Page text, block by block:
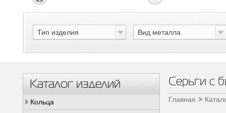
Тип изделия Вид металла
Каталог изделий
Кольца
Серьги с
Главная